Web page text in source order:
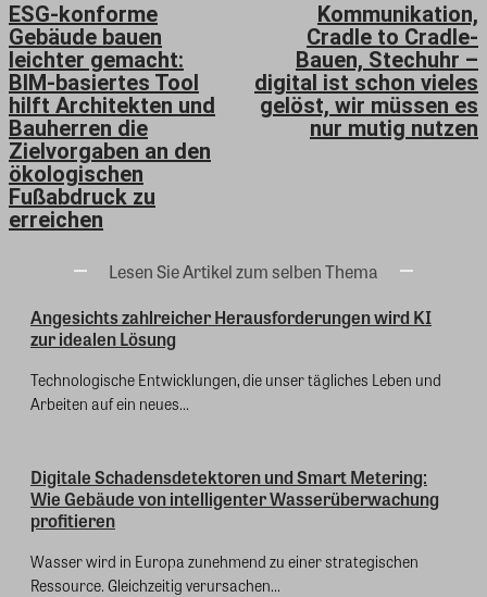
ESG-konforme
Gebäude bauen
leichter gemacht:
BIM-basiertes Tool
hilft Architekten und
Bauherren die
Zielvorgaben an den
ökologischen
Fußabdruck zu
erreichen
Kommunikation,
Cradle to Cradle-
Bauen, Stechuhr –
digital ist schon vieles
gelöst, wir müssen es
nur mutig nutzen
Lesen Sie Artikel zum selben Thema
Angesichts zahlreicher Herausforderungen wird KI
zur idealen Lösung
Technologische Entwicklungen, die unser tägliches Leben und
Arbeiten auf ein neues...
Digitale Schadensdetektoren und Smart Metering:
Wie Gebäude von intelligenter Wasserüberwachung
profitieren
Wasser wird in Europa zunehmend zu einer strategischen
Ressource. Gleichzeitig verursachen...